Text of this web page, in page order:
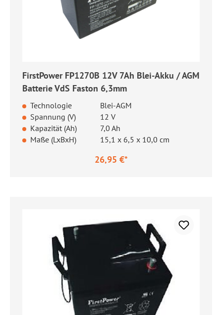
FirstPower FP1270B 12V 7Ah Blei-Akku / AGM
Batterie VdS Faston 6,3mm
Technologie
Blei-AGM
Spannung (V)
12 V
Kapazität (Ah)
7,0 Ah
Maße (LxBxH)
15,1 x 6,5 x 10,0 cm
26,95 €*